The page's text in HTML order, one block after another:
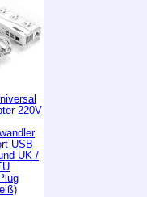
220V
USB
UK /